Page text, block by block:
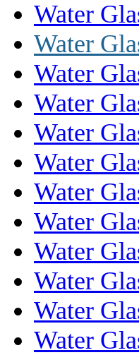
Water
Water
Water
Water
Water
Water
Water
Water
Water
Water
Water
Water